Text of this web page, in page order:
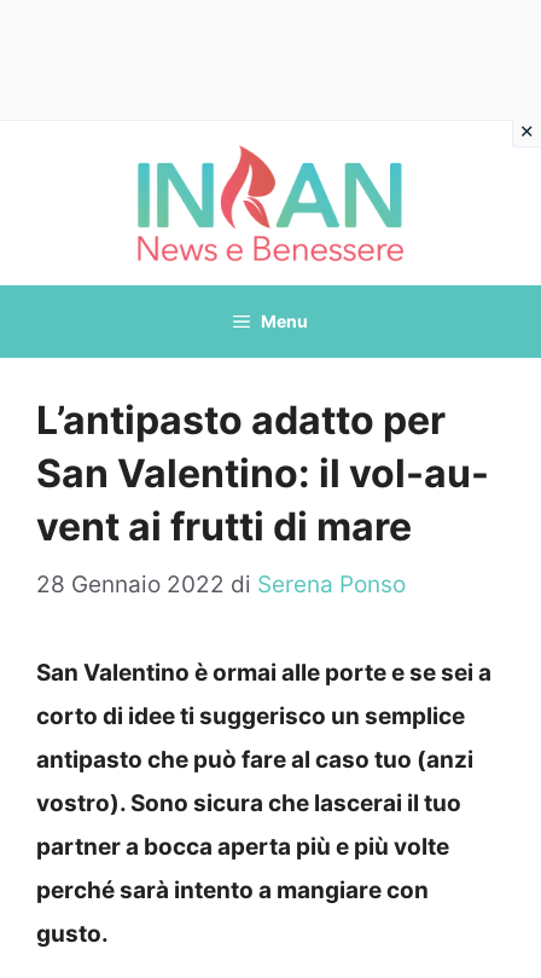
Menu
L’antipasto adatto per
San Valentino: il vol-au-
vent ai frutti di mare
28 Gennaio 2022 di Serena Ponso
San Valentino è ormai alle porte e se sei a
corto di idee ti suggerisco un semplice
antipasto che può fare al caso tuo (anzi
vostro). Sono sicura che lascerai il tuo
partner a bocca aperta più e più volte
perché sarà intento a mangiare con
gusto.